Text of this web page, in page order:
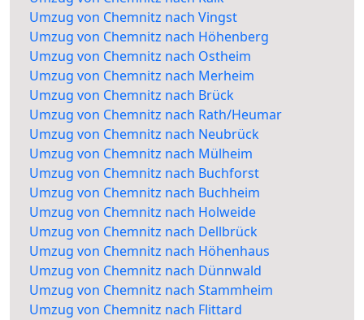
Umzug von Chemnitz nach Vingst
Umzug von Chemnitz nach Höhenberg
Umzug von Chemnitz nach Ostheim
Umzug von Chemnitz nach Merheim
Umzug von Chemnitz nach Brück
Umzug von Chemnitz nach Rath/Heumar
Umzug von Chemnitz nach Neubrück
Umzug von Chemnitz nach Mülheim
Umzug von Chemnitz nach Buchforst
Umzug von Chemnitz nach Buchheim
Umzug von Chemnitz nach Holweide
Umzug von Chemnitz nach Dellbrück
Umzug von Chemnitz nach Höhenhaus
Umzug von Chemnitz nach Dünnwald
Umzug von Chemnitz nach Stammheim
Umzug von Chemnitz nach Flittard